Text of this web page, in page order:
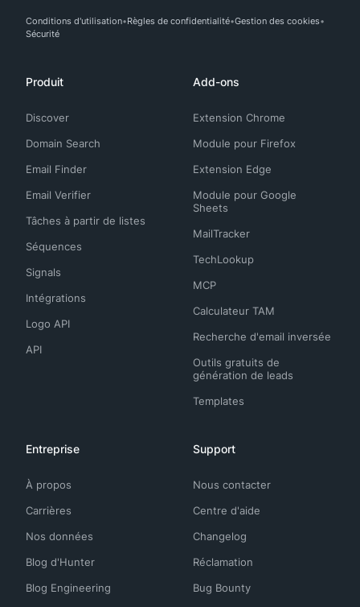
Conditions d'utilisation Règles de confidentialité Gestion des cookies
Sécurité
Produit
Discover
Domain Search
Email Finder
Email Verifier
Tâches à partir de listes
Séquences
Signals
Intégrations
Logo API
API
Add-ons
Extension Chrome
Module pour Firefox
Extension Edge
Module pour Google
Sheets
MailTracker
TechLookup
MCP
Calculateur TAM
Recherche d'email inversée
Outils gratuits de
génération de leads
Templates
Entreprise
À propos
Carrières
Nos données
Blog d'Hunter
Blog Engineering
Support
Nous contacter
Centre d'aide
Changelog
Réclamation
Bug Bounty